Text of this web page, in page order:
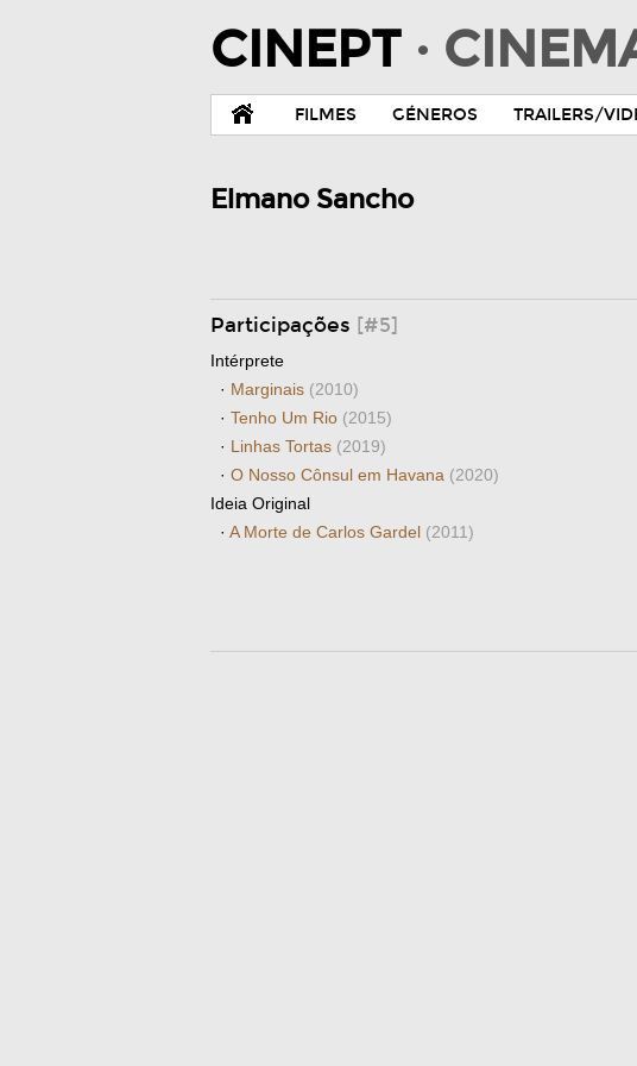
CINEPT ·
FILMES GÉNEROS TRAILERS/
Elmano Sancho
Participações [#5]
Intérprete
· Marginais (2010)
· Tenho Um Rio (2015)
· Linhas Tortas (2019)
· O Nosso Cônsul em Havana (2020)
Ideia Original
· A Morte de Carlos Gardel (2011)